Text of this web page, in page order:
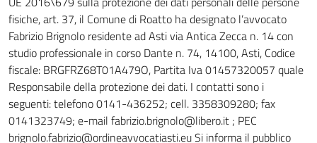
fisiche, art. 37, il Comune di Roatto ha designato l’avvocato
Fabrizio Brignolo residente ad Asti via Antica Zecca n. 14 con
studio professionale in corso Dante n. 74, 14100, Asti, Codice
fiscale: BRGFRZ68T01A479O, Partita Iva 01457320057 quale
Responsabile della protezione dei dati. I contatti sono i
seguenti: telefono 0141-436252; cell. 3358309280; fax
0141323749; e-mail fabrizio.brignolo@libero.it ; PEC
brignolo.fabrizio@ordineavvocatiasti.eu Si informa il pubblico